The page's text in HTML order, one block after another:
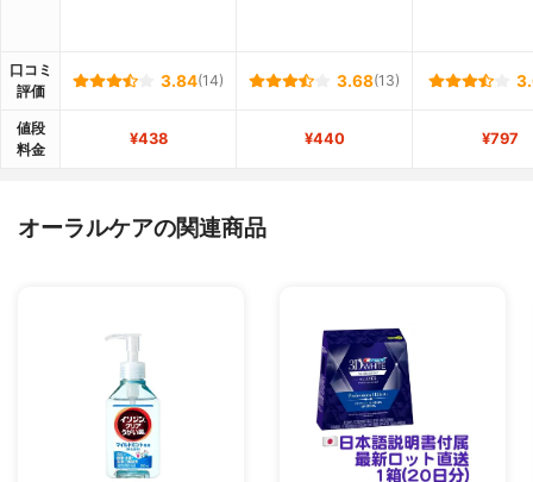
口コミ
評価
3.84(14) 3.68(13)
値段
料金
¥438 ¥440 ¥797
オーラルケアの関連商品